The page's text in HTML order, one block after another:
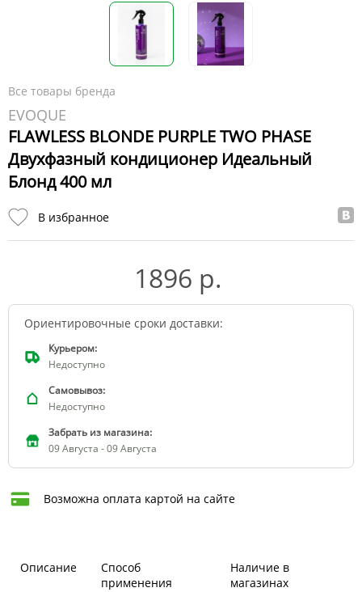
Все товары бренда
EVOQUE
FLAWLESS BLONDE PURPLE TWO PHASE
Двухфазный кондиционер Идеальный
Блонд 400 мл
В избранное
1896 р.
Ориентировочные сроки доставки:
Курьером:
Недоступно
Самовывоз:
Недоступно
Забрать из магазина:
09 Августа - 09 Августа
Возможна оплата картой на сайте
Описание
Способ
применения
Наличие в
магазинах